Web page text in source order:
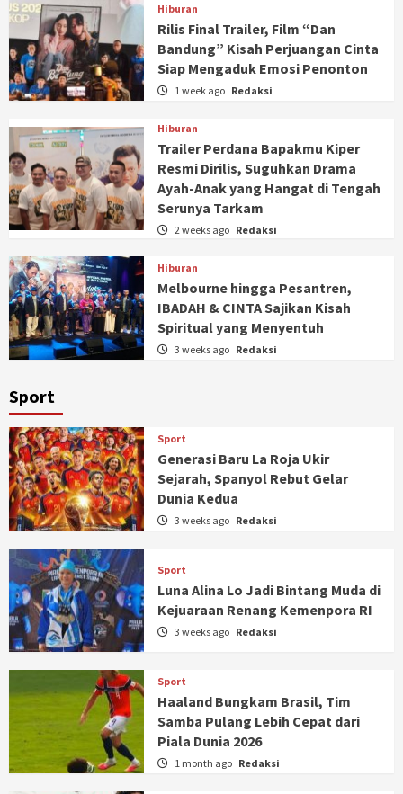
Hiburan
Rilis Final Trailer, Film “Dan
Bandung” Kisah Perjuangan Cinta
Siap Mengaduk Emosi Penonton
1 week ago Redaksi
Hiburan
Trailer Perdana Bapakmu Kiper
Resmi Dirilis, Suguhkan Drama
Ayah-Anak yang Hangat di Tengah
Serunya Tarkam
2 weeks ago Redaksi
Hiburan
Melbourne hingga Pesantren,
IBADAH & CINTA Sajikan Kisah
Spiritual yang Menyentuh
3 weeks ago Redaksi
Sport
Sport
Generasi Baru La Roja Ukir
Sejarah, Spanyol Rebut Gelar
Dunia Kedua
3 weeks ago Redaksi
Sport
Luna Alina Lo Jadi Bintang Muda di
Kejuaraan Renang Kemenpora RI
3 weeks ago Redaksi
Sport
Haaland Bungkam Brasil, Tim
Samba Pulang Lebih Cepat dari
Piala Dunia 2026
1 month ago Redaksi